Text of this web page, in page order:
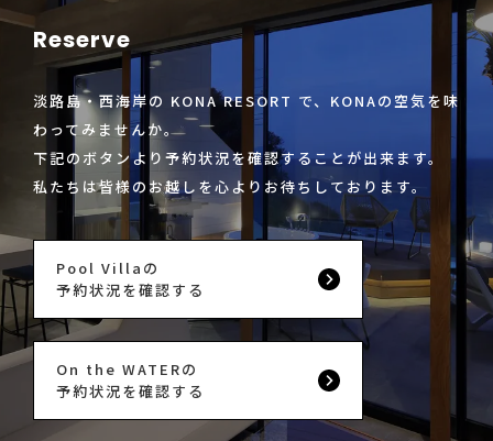
Reserve
淡路島・西海岸の KONA RESORT で、KONAの空気を味
わってみませんか。
下記のボタンより予約状況を確認することが出来ます。
私たちは皆様のお越しを心よりお待ちしております。
Pool Villaの
予約状況を確認する
On the WATERの
予約状況を確認する